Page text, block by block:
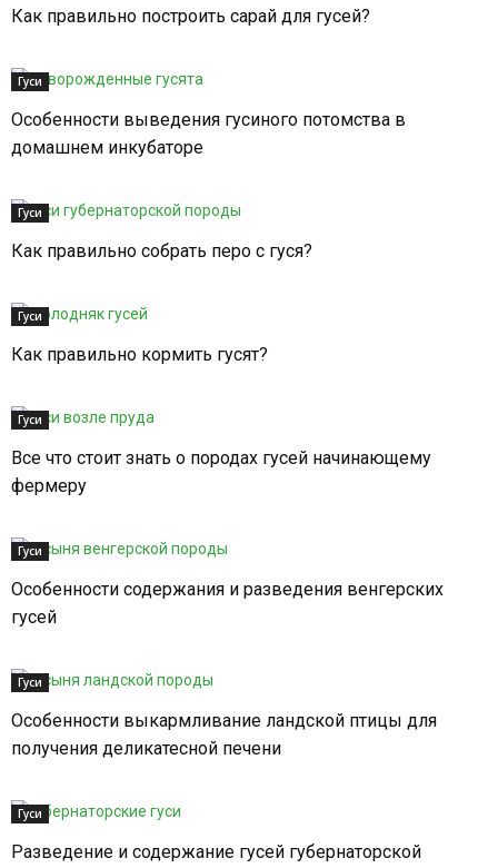
Как правильно построить сарай для гусей?
Гуси
Особенности выведения гусиного потомства в
домашнем инкубаторе
Гуси
Как правильно собрать перо с гуся?
Гуси
Как правильно кормить гусят?
Гуси
Все что стоит знать о породах гусей начинающему
фермеру
Гуси
Особенности содержания и разведения венгерских
гусей
Гуси
Особенности выкармливание ландской птицы для
получения деликатесной печени
Гуси
Разведение и содержание гусей губернаторской